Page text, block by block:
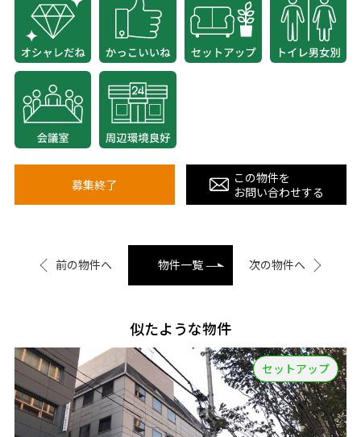
募集終了
この物件を
お問い合わせする
前の物件へ 物件一覧 次の物件へ
似たような物件
セットアップ